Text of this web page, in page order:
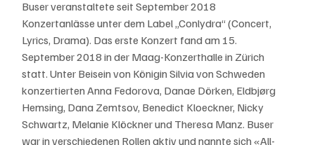
Buser veranstaltete seit September 2018
Konzertanlässe unter dem Label „Conlydra“ (Concert,
Lyrics, Drama). Das erste Konzert fand am 15.
September 2018 in der Maag-Konzerthalle in Zürich
statt. Unter Beisein von Königin Silvia von Schweden
konzertierten Anna Fedorova, Danae Dörken, Eldbjørg
Hemsing, Dana Zemtsov, Benedict Kloeckner, Nicky
Schwartz, Melanie Klöckner und Theresa Manz. Buser
war in verschiedenen Rollen aktiv und nannte sich «All-